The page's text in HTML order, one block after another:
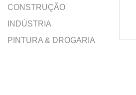
CONSTRUÇÃO
INDÚSTRIA
PINTURA & DROGARIA